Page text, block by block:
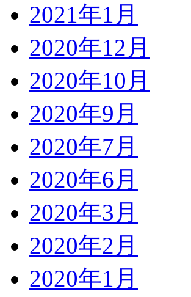
2021年1月
2020年12月
2020年10月
2020年9月
2020年7月
2020年6月
2020年3月
2020年2月
2020年1月